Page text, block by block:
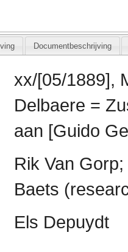
Documentbeschrijving
xx/[05/1889],
Delbaere =
aan [Guido
Rik Van
Baets
Els Depuydt